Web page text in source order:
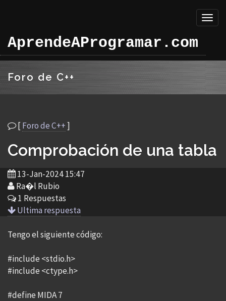
AprendeAProgramar.com
Foro de C++
[Foro de C++]
Comprobación de una tabla
13-Jan-2024 15:47
Ra�l Rubio
1 Respuestas
Ultima respuesta
Tengo el siguiente código:
#include <stdio.h>
#include <ctype.h>
#define MIDA 7